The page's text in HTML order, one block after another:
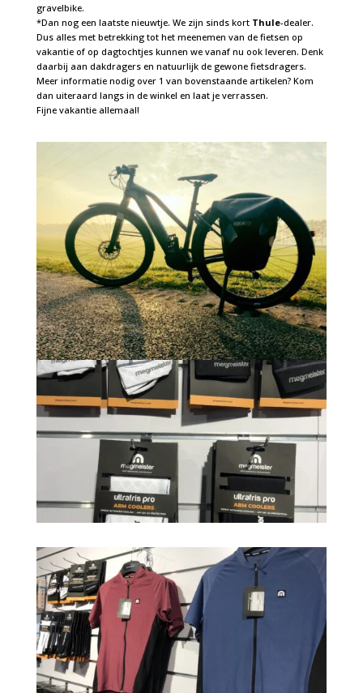
gravelbike.
*Dan nog een laatste nieuwtje. We zijn sinds kort Thule-dealer.
Dus alles met betrekking tot het meenemen van de fietsen op
vakantie of op dagtochtjes kunnen we vanaf nu ook leveren. Denk
daarbij aan dakdragers en natuurlijk de gewone fietsdragers.
Meer informatie nodig over 1 van bovenstaande artikelen? Kom
dan uiteraard langs in de winkel en laat je verrassen.
Fijne vakantie allemaal!